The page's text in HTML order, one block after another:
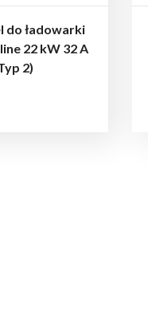
do ładowarki
22 kW 32 A
2)